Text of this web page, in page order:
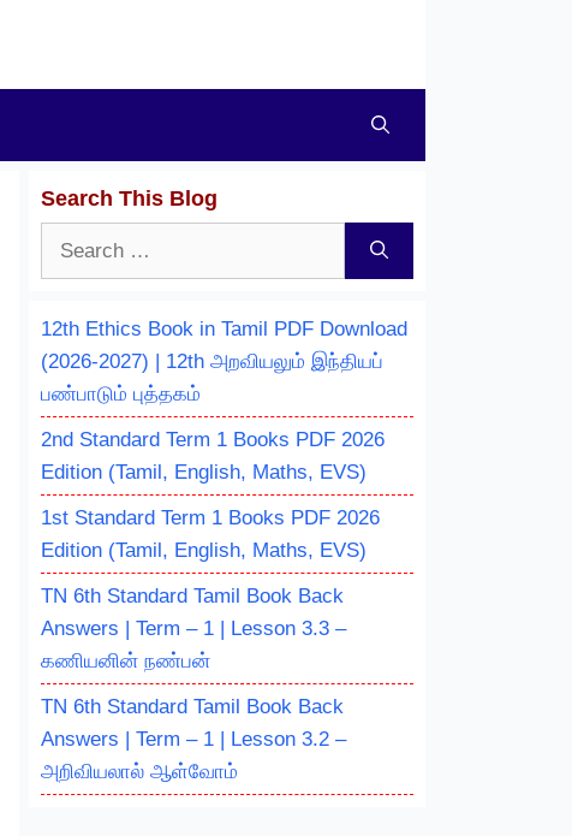
Search This Blog
Search
12th Ethics Book in Tamil PDF Download
(2026-2027) | 12th அறவியலும் இந்தியப்
பண்பாடும் புத்தகம்
2nd Standard Term 1 Books PDF 2026
Edition (Tamil, English, Maths, EVS)
1st Standard Term 1 Books PDF 2026
Edition (Tamil, English, Maths, EVS)
TN 6th Standard Tamil Book Back
Answers | Term – 1 | Lesson 3.3 –
கணியனின் நண்பன்
TN 6th Standard Tamil Book Back
Answers | Term – 1 | Lesson 3.2 –
அறிவியலால் ஆள்வோம்